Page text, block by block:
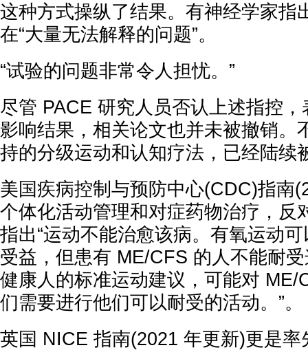
这种方式操纵了结果。有神经学家指
在“大量无法解释的问题”。
“试验的问题非常令人担忧。”
尽管 PACE 研究人员否认上述指控
影响结果，相关论文也并未被撤销。
持的分级运动和认知疗法，已经陆续
美国疾病控制与预防中心(CDC)指南
个体化活动管理和对症药物治疗，反
指出“运动不能治愈该病。有氧运动
受益，但患有 ME/CFS 的人不能耐
健康人的标准运动建议，可能对 ME/
们需要进行他们可以耐受的活动。”。
英国 NICE 指南(2021 年更新)‌更是率